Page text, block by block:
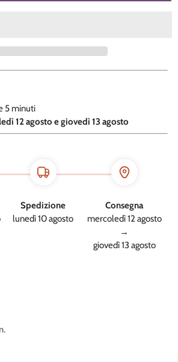
5 minuti
12 agosto e giovedì 13 agosto
Spedizione
lunedì 10 agosto
Consegna
mercoledì 12 agosto
→
giovedì 13 agosto